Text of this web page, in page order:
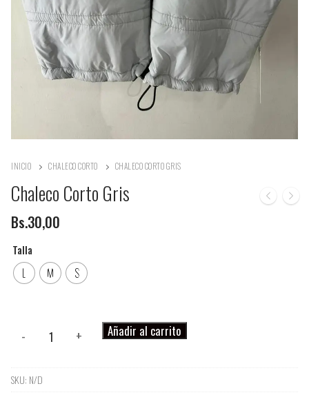
INICIO CHALECO CORTO CHALECO CORTO GRIS
Chaleco Corto Gris
Bs.30,00
Talla
L M S
cantidad
- + Añadir al carrito
SKU: N/D